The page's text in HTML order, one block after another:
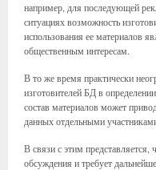
например, для последующей
ситуациях возможность
использования ее материалов
общественным интересам.
В то же время практически
изготовителей БД в
состав материалов может
данных отдельными
В связи с этим представляется,
обсуждения и требует